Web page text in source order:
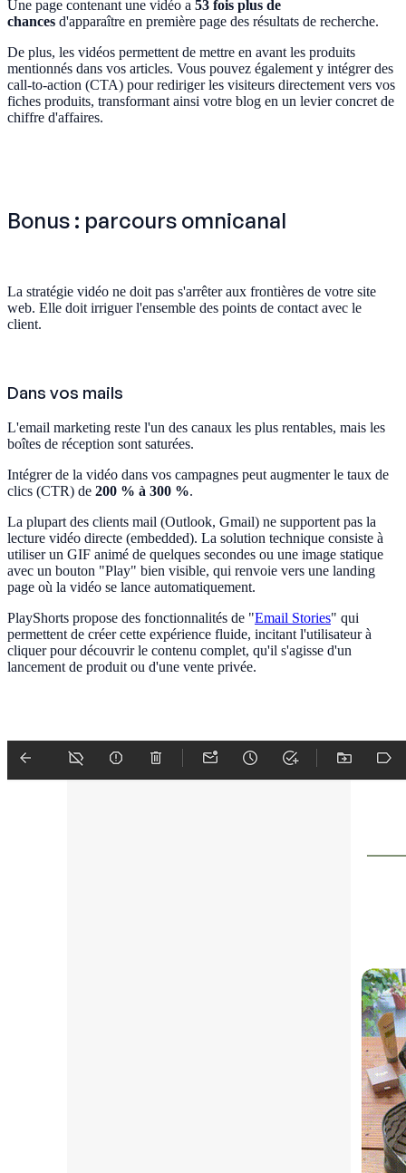
Une page contenant une vidéo a 53 fois plus de
chances d'apparaître en première page des résultats de recherche.
De plus, les vidéos permettent de mettre en avant les produits
mentionnés dans vos articles. Vous pouvez également y intégrer des
call-to-action (CTA) pour rediriger les visiteurs directement vers vos
fiches produits, transformant ainsi votre blog en un levier concret de
chiffre d'affaires.
Bonus : parcours omnicanal
La stratégie vidéo ne doit pas s'arrêter aux frontières de votre site
web. Elle doit irriguer l'ensemble des points de contact avec le
client.
Dans vos mails
L'email marketing reste l'un des canaux les plus rentables, mais les
boîtes de réception sont saturées.
Intégrer de la vidéo dans vos campagnes peut augmenter le taux de
clics (CTR) de 200 % à 300 %.
La plupart des clients mail (Outlook, Gmail) ne supportent pas la
lecture vidéo directe (embedded). La solution technique consiste à
utiliser un GIF animé de quelques secondes ou une image statique
avec un bouton "Play" bien visible, qui renvoie vers une landing
page où la vidéo se lance automatiquement.
PlayShorts propose des fonctionnalités de "Email Stories" qui
permettent de créer cette expérience fluide, incitant l'utilisateur à
cliquer pour découvrir le contenu complet, qu'il s'agisse d'un
lancement de produit ou d'une vente privée.